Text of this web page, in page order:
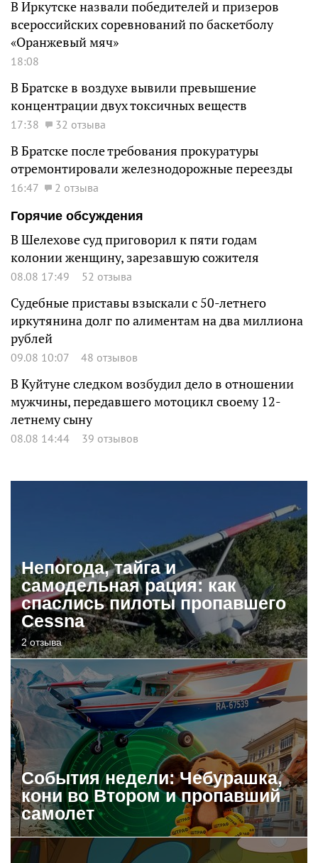
В Иркутске назвали победителей и призеров
всероссийских соревнований по баскетболу
«Оранжевый мяч»
18:08
В Братске в воздухе вывили превышение
концентрации двух токсичных веществ
17:38 32 отзыва
В Братске после требования прокуратуры
отремонтировали железнодорожные переезды
16:47
2 отзыва
Горячие обсуждения
В Шелехове суд приговорил к пяти годам
колонии женщину, зарезавшую сожителя
08.08 17:49 52 отзыва
Судебные приставы взыскали с 50-летнего
иркутянина долг по алиментам на два миллиона
рублей
09.08 10:07 48 отзывов
В Куйтуне следком возбудил дело в отношении
мужчины, передавшего мотоцикл своему 12-
летнему сыну
08.08 14:44 39 отзывов
Непогода, тайга и
самодельная рация: как
спаслись пилоты пропавшего
Cessna
2 отзыва
События недели: Чебурашка,
кони во Втором и пропавший
самолет